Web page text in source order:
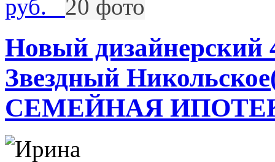
руб. 20 фото
Новый
Звездный
СЕМЕЙНАЯ